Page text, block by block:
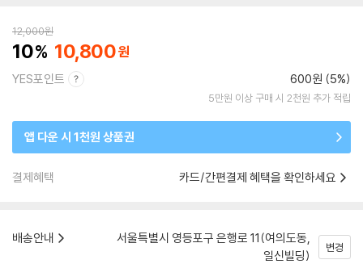
12,000원
10 10,800
YES포인트 600원 (5%)
5만원 이상 구매 시 2천원 추가 적립
앱 다운 시 1천원 상품권
결제혜택 카드/간편결제 혜택을 확인하세요
배송안내
서울특별시 영등포구 은행로 11(여의도동,
일신빌딩)
변경